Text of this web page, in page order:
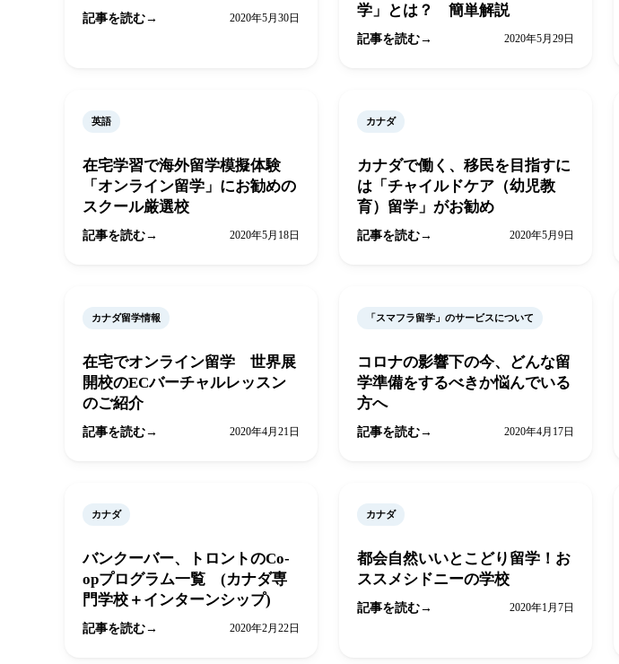
記事を読む 2020年5月30日
学」とは？ 簡単解説
記事を読む 2020年5月29日
英語
在宅学習で海外留学模擬体験
「オンライン留学」にお勧めの
スクール厳選校
記事を読む 2020年5月18日
カナダ
カナダで働く、移民を目指すに
は「チャイルドケア（幼児教
育）留学」がお勧め
記事を読む 2020年5月9日
カナダ留学情報
在宅でオンライン留学 世界展
開校のECバーチャルレッスン
のご紹介
記事を読む 2020年4月21日
「スマフラ留学」のサービスについて
コロナの影響下の今、どんな留
学準備をするべきか悩んでいる
方へ
記事を読む 2020年4月17日
カナダ
バンクーバー、トロントのCo-
opプログラム一覧 (カナダ専
門学校＋インターンシップ)
記事を読む 2020年2月22日
カナダ
都会自然いいとこどり留学！お
ススメシドニーの学校
記事を読む 2020年1月7日